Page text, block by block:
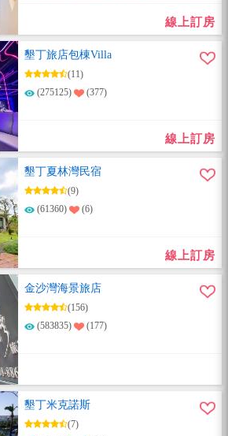
線上訂房
墾丁旅店包棟Villa
(11)
(275125)
(377)
線上訂房
墾丁夏林灣民宿
(9)
(61360)
(6)
線上訂房
金沙灣海景旅店
(156)
(583835)
(177)
墾丁米克諾斯
(7)